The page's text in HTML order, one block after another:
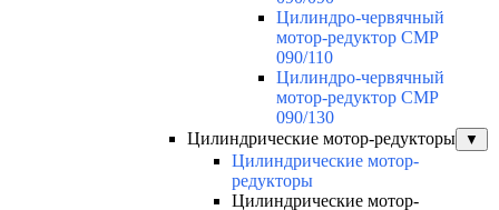
Цилиндро-червячный
мотор-редуктор CMP
090/110
Цилиндро-червячный
мотор-редуктор CMP
090/130
Цилиндрические мотор-редукторы
▼
Цилиндрические мотор-
редукторы
Цилиндрические мотор-